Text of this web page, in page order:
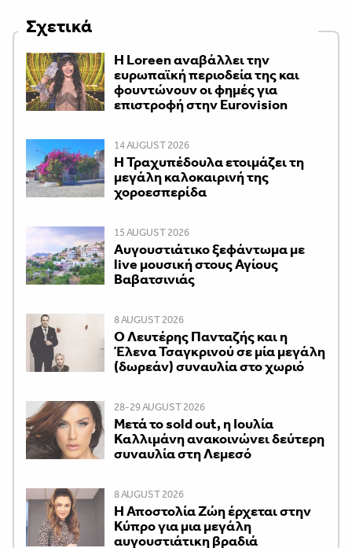
Σχετικά
Η Loreen αναβάλλει την
ευρωπαϊκή περιοδεία της και
φουντώνουν οι φημές για
επιστροφή στην Eurovision
14 AUGUST 2026
Η Τραχυπέδουλα ετοιμάζει τη
μεγάλη καλοκαιρινή της
χοροεσπερίδα
15 AUGUST 2026
Αυγουστιάτικο ξεφάντωμα με
live μουσική στους Αγίους
Βαβατσινιάς
8 AUGUST 2026
Ο Λευτέρης Πανταζής και η
Έλενα Τσαγκρινού σε μία μεγάλη
(δωρεάν) συναυλία στο χωριό
28-29 AUGUST 2026
Μετά το sold out, η Ιουλία
Καλλιμάνη ανακοινώνει δεύτερη
συναυλία στη Λεμεσό
8 AUGUST 2026
Η Αποστολία Ζώη έρχεται στην
Κύπρο για μια μεγάλη
αυγουστιάτικη βραδιά